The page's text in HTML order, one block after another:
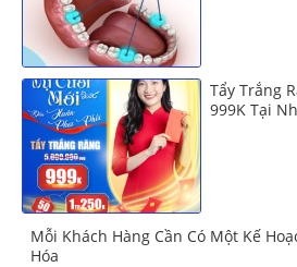
Tẩy Trắng
999K Tại
Mỗi Khách Hàng Cần Có Một Kế
Hóa